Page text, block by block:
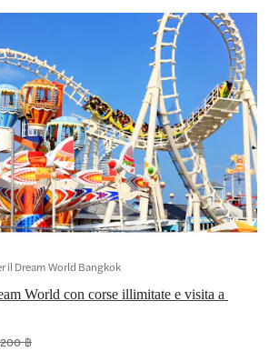
World con corse illimitate e visita a
il Dream World Bangkok
฿